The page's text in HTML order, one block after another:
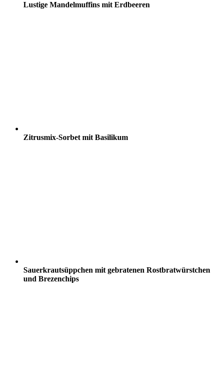
Lustige Mandelmuffins mit Erdbeeren
Zitrusmix-Sorbet mit Basilikum
Sauerkrautsüppchen mit gebratenen Rostbratwürstchen
und Brezenchips